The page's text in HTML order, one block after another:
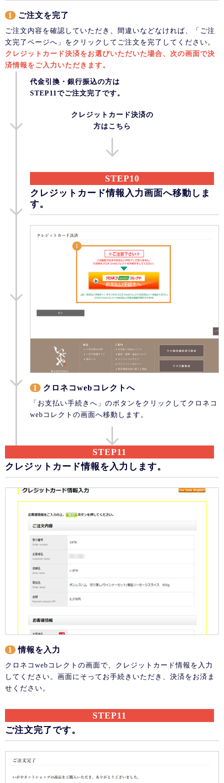
1 ご注文を完了
ご注文内容を確認していただき、間違いなどなければ、「ご注
文完了ページへ」をクリックしてご注文を完了してください。
クレジットカード決済をお選びいただいた場合、次の画面で決
済情報をご入力いただきます。
代金引換・銀行振込の方は
STEP11でご注文完了です。
クレジットカード決済の
方はこちら
STEP10
クレジットカード情報入力画面へ移動しま
す。
1 クロネコwebコレクトへ
「お支払い手続きへ」のボタンをクリックしてクロネコ
webコレクトの画面へ移動します。
STEP11
クレジットカード情報を入力します。
1 情報を入力
クロネコwebコレクトの画面で、クレジットカード情報を入力
してください。画面にそってお手続きいただき、決済をお済ま
せください。
STEP11
ご注文完了です。